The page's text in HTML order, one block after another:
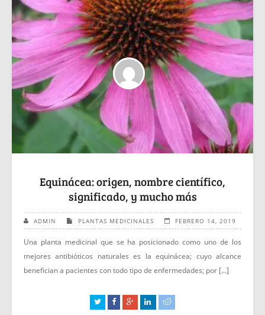
Equinácea: origen, nombre científico,
significado, y mucho más
ADMIN PLANTAS MEDICINALES FEBRERO 14, 2019
Una planta medicinal que se ha posicionado como uno de los
mejores antibióticos naturales es la equinácea; cuyo alcance
benefician a pacientes con todo tipo de enfermedades; por [...]